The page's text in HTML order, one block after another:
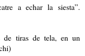
a echar la siesta”.
de tiras de tela, en un